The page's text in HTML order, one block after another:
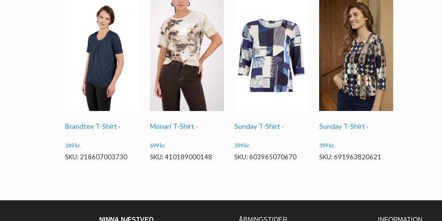
Brandtex T-Shirt ·
249 kr.
SKU: 218607003730
Monari T-Shirt ·
699kr.
SKU: 410189000148
Sunday T-Shirt ·
399kr.
SKU: 603965070670
Sunday T-Shirt ·
399kr.
SKU: 691963820621